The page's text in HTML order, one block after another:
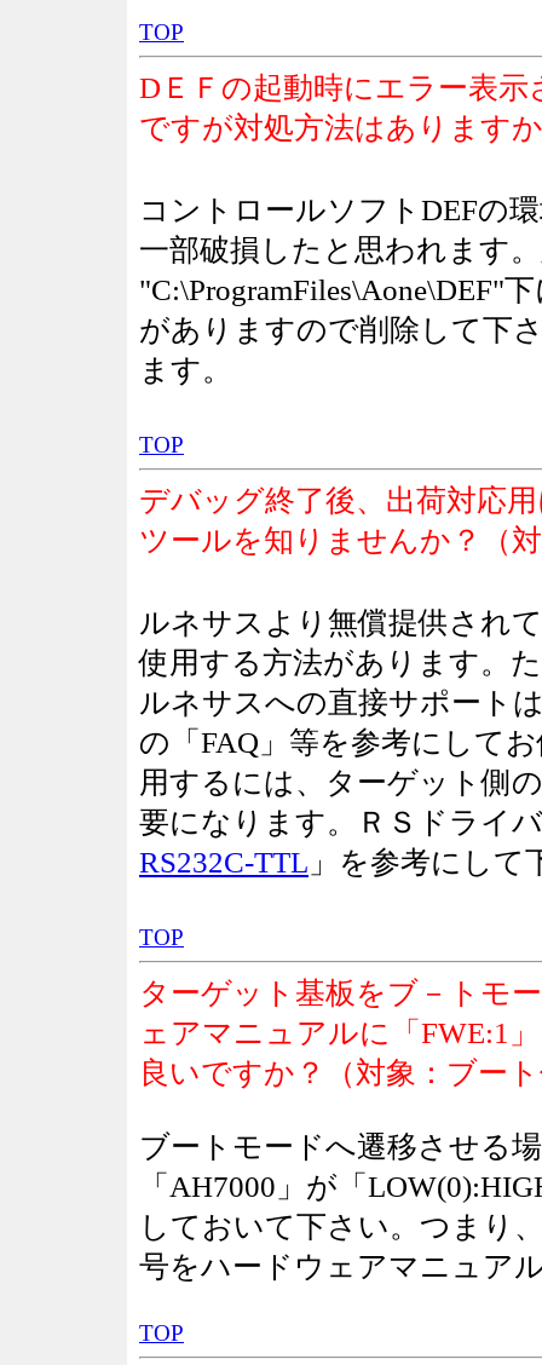
TOP
DＥＦの起動時にエラー表
ですが対処方法はあります
コントロールソフトDEFの
一部破損したと思われます
"C:\ProgramFiles\Aone\DEF"
がありますので削除して下
ます。
TOP
デバッグ終了後、出荷対応
ツールを知りませんか？（
ルネサスより無償提供され
使用する方法があります。
ルネサスへの直接サポート
の「FAQ」等を参考にして
用するには、ターゲット側
要になります。ＲＳドライ
RS232C-TTL 」を参考にして
TOP
ターゲット基板をブ－トモ
ェアマニュアルに「FWE:1
良いですか？（対象：ブー
ブートモードへ遷移させる
「AH7000」が「
しておいて下さい。つまり
号をハードウェアマニュア
TOP